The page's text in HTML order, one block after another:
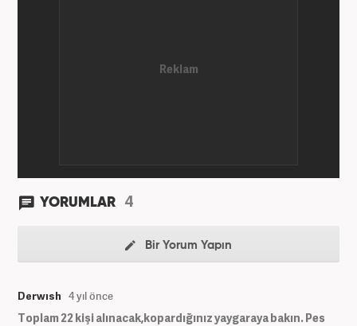
YORUMLAR 4
Bir Yorum Yapın
Derwısh 4 yıl önce
Toplam 22 kişi alınacak,kopardığınız yaygaraya bakın. Pes